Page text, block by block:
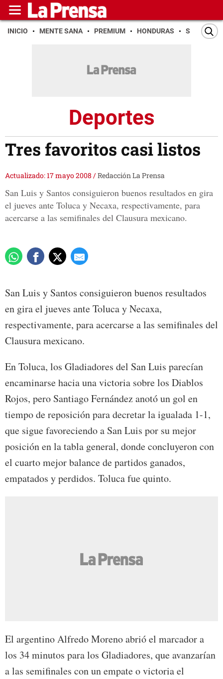
INICIO MENTE SANA PREMIUM HONDURAS SAN PEDRO
Deportes
Tres favoritos casi listos
Actualizado: 17 mayo 2008 /Redacción La Prensa
San Luis y Santos consiguieron buenos resultados en gira
el jueves ante Toluca y Necaxa, respectivamente, para
acercarse a las semifinales del Clausura mexicano.
San Luis y Santos consiguieron buenos resultados
en gira el jueves ante Toluca y Necaxa,
respectivamente, para acercarse a las semifinales del
Clausura mexicano.
En Toluca, los Gladiadores del San Luis parecían
encaminarse hacia una victoria sobre los Diablos
Rojos, pero Santiago Fernández anotó un gol en
tiempo de reposición para decretar la igualada 1-1,
que sigue favoreciendo a San Luis por su mejor
posición en la tabla general, donde concluyeron con
el cuarto mejor balance de partidos ganados,
empatados y perdidos. Toluca fue quinto.
El argentino Alfredo Moreno abrió el marcador a
los 34 minutos para los Gladiadores, que avanzarían
a las semifinales con un empate o victoria el